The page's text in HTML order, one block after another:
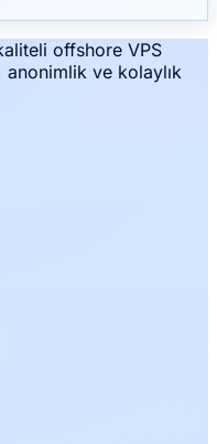
offshore VPS
ve kolaylık